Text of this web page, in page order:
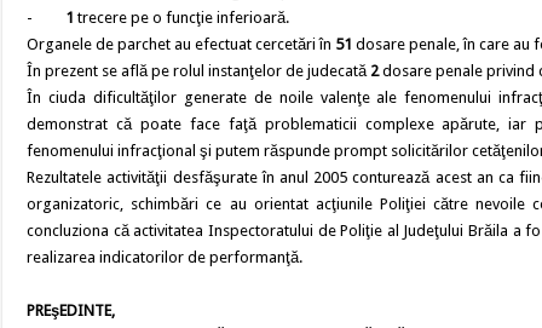
- 1 trecere pe o funcţie inferioară.
Organele de parchet au efectuat cercetări în 51 dosare penale, în care au
În prezent se află pe rolul instanţelor de judecată 2dosare penale privind
În ciuda dificultăţilor generate de noile valenţe ale fenomenului
demonstrat că poate face faţă problematicii complexe apărute,
fenomenului infracţional şi putem răspunde prompt solicitărilor
Rezultatele activităţii desfăşurate în anul 2005 conturează acest an ca
organizatoric, schimbări ce au orientat acţiunile Poliţiei către
concluziona că activitatea Inspectoratului de Poliţie al Judeţului Brăila a
realizarea indicatorilor de performanţă.
PREşEDINTE,